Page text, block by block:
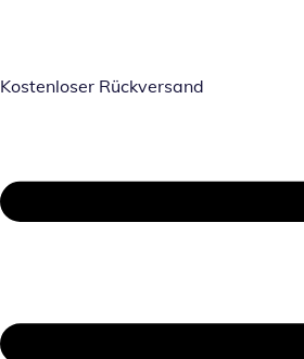
Kostenloser Rückversand